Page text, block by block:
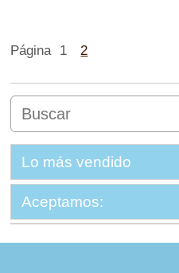
Página 1 2
Lo más vendido
Aceptamos: